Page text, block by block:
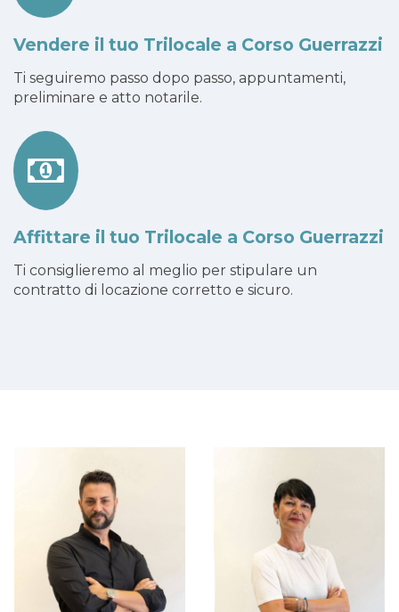
Vendere il tuo Trilocale a Corso Guerrazzi
Ti seguiremo passo dopo passo, appuntamenti,
preliminare e atto notarile.
Affittare il tuo Trilocale a Corso Guerrazzi
Ti consiglieremo al meglio per stipulare un
contratto di locazione corretto e sicuro.